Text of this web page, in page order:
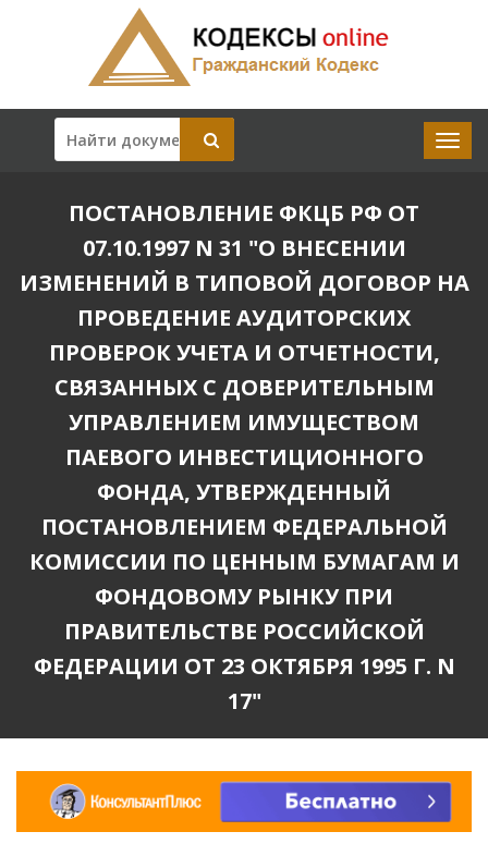
ПОСТАНОВЛЕНИЕ ФКЦБ РФ ОТ
07.10.1997 N 31 "О ВНЕСЕНИИ
ИЗМЕНЕНИЙ В ТИПОВОЙ ДОГОВОР НА
ПРОВЕДЕНИЕ АУДИТОРСКИХ
ПРОВЕРОК УЧЕТА И ОТЧЕТНОСТИ,
СВЯЗАННЫХ С ДОВЕРИТЕЛЬНЫМ
УПРАВЛЕНИЕМ ИМУЩЕСТВОМ
ПАЕВОГО ИНВЕСТИЦИОННОГО
ФОНДА, УТВЕРЖДЕННЫЙ
ПОСТАНОВЛЕНИЕМ ФЕДЕРАЛЬНОЙ
КОМИССИИ ПО ЦЕННЫМ БУМАГАМ И
ФОНДОВОМУ РЫНКУ ПРИ
ПРАВИТЕЛЬСТВЕ РОССИЙСКОЙ
ФЕДЕРАЦИИ ОТ 23 ОКТЯБРЯ 1995 Г. N
17"